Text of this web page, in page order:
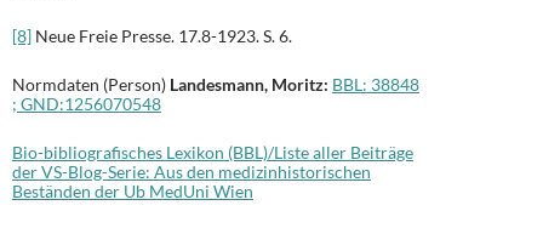
[8] Neue Freie Presse. 17.8-1923. S. 6.
Normdaten (Person) Landesmann, Moritz: BBL: 38848
; GND:1256070548
Bio-bibliografisches Lexikon (BBL)/Liste aller Beiträge
der VS-Blog-Serie: Aus den medizinhistorischen
Beständen der Ub MedUni Wien